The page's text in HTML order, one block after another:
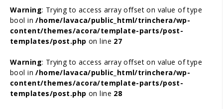
Warning: Trying to access array offset on value of type
bool in/home/lavaca/public_html/trinchera/wp-
content/themes/acora/template-parts/post-
templates/post.php on line 27
Warning: Trying to access array offset on value of type
bool in/home/lavaca/public_html/trinchera/wp-
content/themes/acora/template-parts/post-
templates/post.php on line 28